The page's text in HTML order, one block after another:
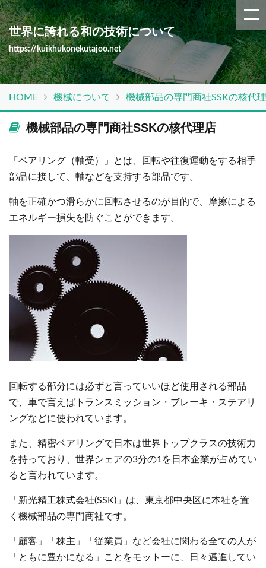
世界に誇れる和の技術について
https://kuikhukonekutajoo.net
HOME 機械について 機械部品の専門商社SSKの核代
機械部品の専門商社SSKの核代理店
「ベアリング（軸受）」とは、回転や往復運動をする相手
部品に接して、軸などを支持する部品です。
軸を正確かつ滑らかに回転させるのが目的で、摩擦による
エネルギー損失を防ぐことができます。
回転する部分には必ずと言っていいほど使用される部品
で、車で言えばトランスミッション・ブレーキ・ステアリ
ングなどに使われています。
また、精密ベアリングで日本は世界トップクラスの技術力
を持っており、世界シェアの3分の1を日本企業が占めてい
ると言われています。
「新光精工株式会社(SSK)」は、東京都中央区に本社を置
く機械部品の専門商社です。
「顧客」「株主」「従業員」など会社に関わる全ての人が
「ともに豊かになる」ことをモットーに、日々邁進してい